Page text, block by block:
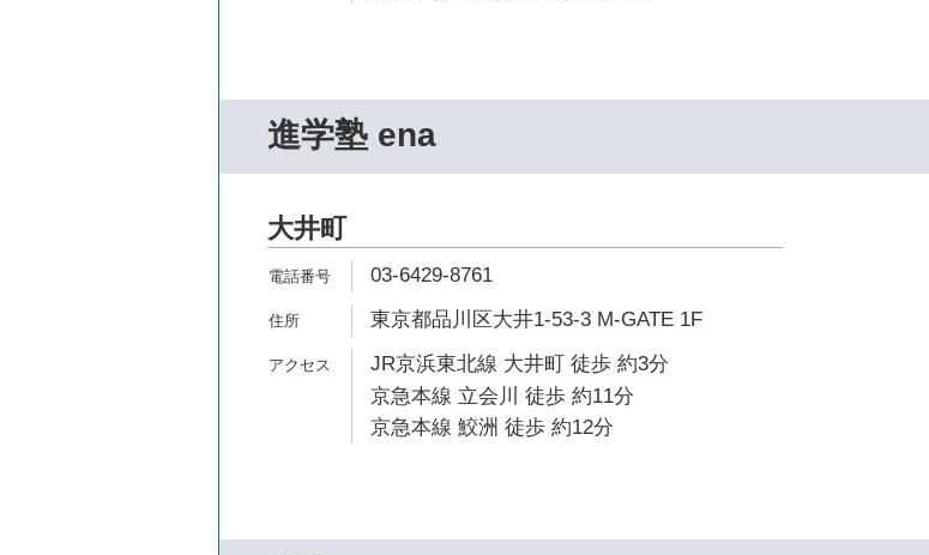
進学塾 ena
大井町
03-6429-8761
東京都品川区大井1-53-3 M-GATE 1F
JR京浜東北線 大井町 徒歩 約3分
京急本線 立会川 徒歩 約11分
京急本線 鮫洲 徒歩 約12分